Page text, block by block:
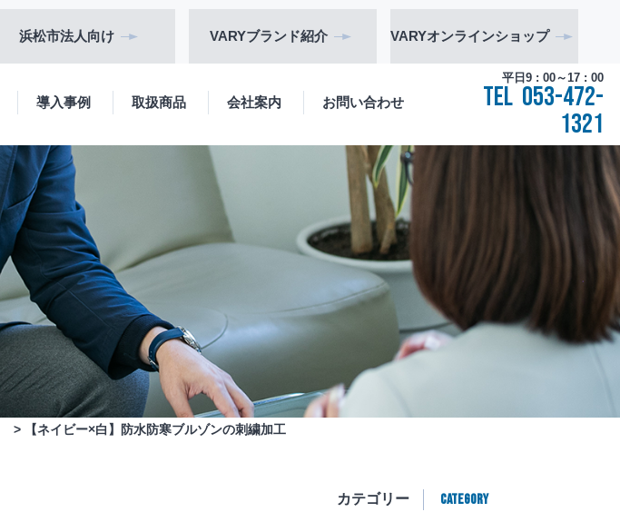
浜松市法人向け VARYブランド紹介 VARYオンラインショップ
導入事例 取扱商品 会社案内 お問い合わせ
平日9 : 00～17 : 00
TEL 053-472-
1321
> 【ネイビー×白】防水防寒ブルゾンの刺繍加工
カテゴリー CATEGORY